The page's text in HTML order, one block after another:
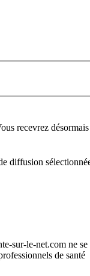
recevrez désormais
diffusion
sur-le-net.com ne se
de santé